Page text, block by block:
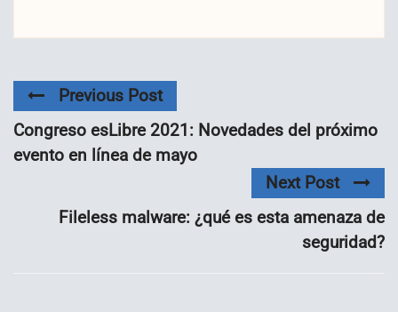
Previous Post
Congreso esLibre 2021: Novedades del próximo
evento en línea de mayo
Next Post
Fileless malware: ¿qué es esta amenaza de
seguridad?